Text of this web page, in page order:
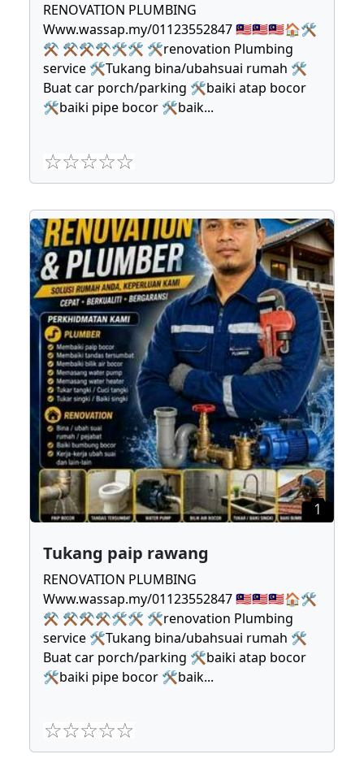
RENOVATION PLUMBING
Www.wassap.my/01123552847 🇲🇾🇲🇾🇲🇾🏠🛠
⚒ ⚒⚒⚒🛠🛠 🛠renovation Plumbing
service 🛠Tukang bina/ubahsuai rumah 🛠
Buat car porch/parking 🛠baiki atap bocor
🛠baiki pipe bocor 🛠baik...
1
Tukang paip rawang
RENOVATION PLUMBING
Www.wassap.my/01123552847 🇲🇾🇲🇾🇲🇾🏠🛠
⚒ ⚒⚒⚒🛠🛠 🛠renovation Plumbing
service 🛠Tukang bina/ubahsuai rumah 🛠
Buat car porch/parking 🛠baiki atap bocor
🛠baiki pipe bocor 🛠baik...